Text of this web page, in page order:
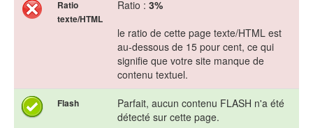
Ratio
texte/HTML
Ratio : 3%
le ratio de cette page texte/HTML est
au-dessous de 15 pour cent, ce qui
signifie que votre site manque de
contenu textuel.
Flash
Parfait, aucun contenu FLASH n'a été
détecté sur cette page.